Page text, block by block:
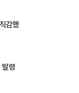
감했
발령